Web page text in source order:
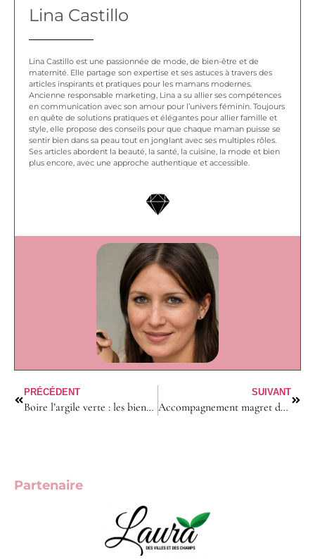
Lina Castillo
Lina Castillo est une passionnée de mode, de bien-être et de
maternité. Elle partage son expertise et ses astuces à travers des
articles inspirants et pratiques pour les mamans modernes.
Ancienne responsable marketing, Lina a su allier ses compétences
en communication avec son amour pour l’univers féminin. Toujours
en quête de solutions pratiques et élégantes pour allier famille et
style, elle propose des conseils pour que chaque maman puisse se
sentir bien dans sa peau tout en jonglant avec ses multiples rôles.
Ses articles abordent la beauté, la santé, la cuisine, la mode et bien
plus encore, avec une approche authentique et accessible.
PRÉCÉDENT
Boire l’argile verte : les bienfaits naturels pour le confort digestif
SUIVANT
Accompagnement magret de canard : les 10 garnitures raffinées pour vos invités
Partenaire